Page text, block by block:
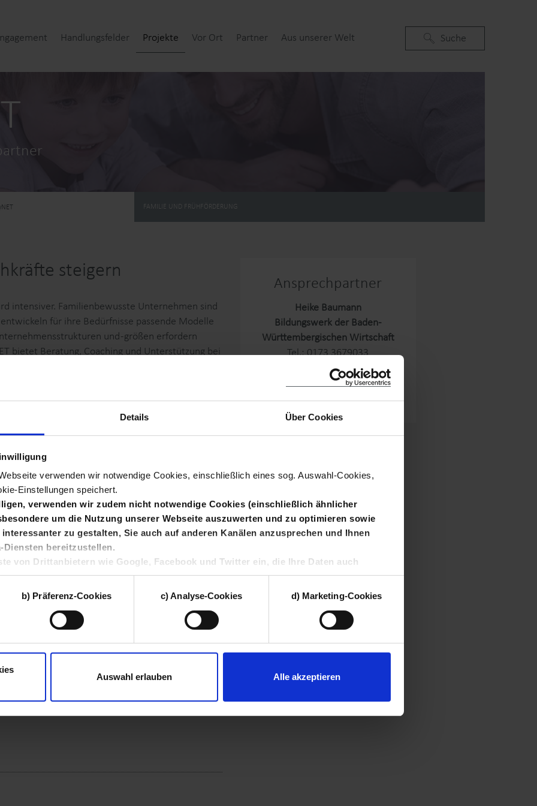
Details Über Cookies
verwenden wir notwendige Cookies, einschließlich eines sog. Auswahl-Cookies,
Einstellungen speichert.
verwenden wir zudem nicht notwendige Cookies (einschließlich ähnlicher
um die Nutzung unserer Webseite auszuwerten und zu optimieren sowie
zu gestalten, Sie auch auf anderen Kanälen anzusprechen und Ihnen
Diensten bereitzustellen.
von Drittanbietern wie Google, Facebook und Twitter ein, die Ihre Daten auch
Union und zu eigenen Zwecken verarbeiten. Solche Drittanbieter können die aus
geräteübergreifend mit anderen Daten zusammenführen und einer
dieser Webseite können Sie selbst entscheiden, welche Kategorien dieser Cookies Sie
b) Präferenz-Cookies c) Analyse-Cookies d) Marketing-Cookies
Auswahl erlauben Alle akzeptieren
Handlungsfelder
Projekte
Vor Ort Partner Aus unserer Welt Suchen
Suche
FAMILIE UND FRÜHFÖRDERUNG
steigern
intensiver. Familienbewusste Unternehmen sind
für ihre Bedürfnisse passende Modelle
und -größen erfordern
bietet Beratung, Coaching und Unterstützung bei
familienbewusste Arbeitswelt.
familienbewusstes und lebensphasenorientiertes
für eine familienbewusste Personalpolitik
und dem Arbeitgeberverband Chemie
Ansprechpartner
Heike Baumann
Bildungswerk der Baden-
Württembergischen Wirtschaft
Tel.: 0173 3679033
E-Mail senden